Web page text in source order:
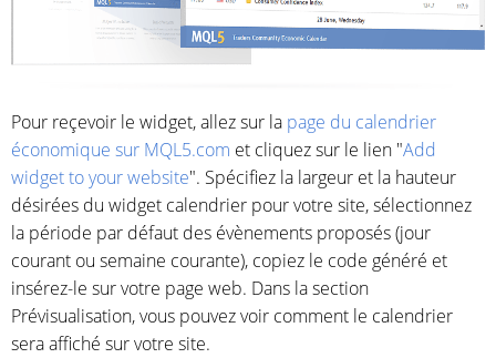
Pour reçevoir le widget, allez sur la page du calendrier
économique sur MQL5.com et cliquez sur le lien "Add
widget to your website". Spécifiez la largeur et la hauteur
désirées du widget calendrier pour votre site, sélectionnez
la période par défaut des évènements proposés (jour
courant ou semaine courante), copiez le code généré et
insérez-le sur votre page web. Dans la section
Prévisualisation, vous pouvez voir comment le calendrier
sera affiché sur votre site.